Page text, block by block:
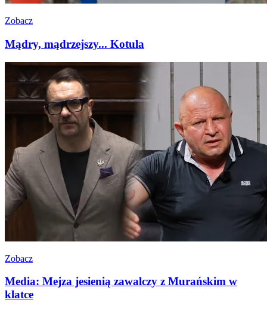
Zobacz
Mądry, mądrzejszy... Kotula
Zobacz
Media: Mejza jesienią zawalczy z Murańskim w
klatce